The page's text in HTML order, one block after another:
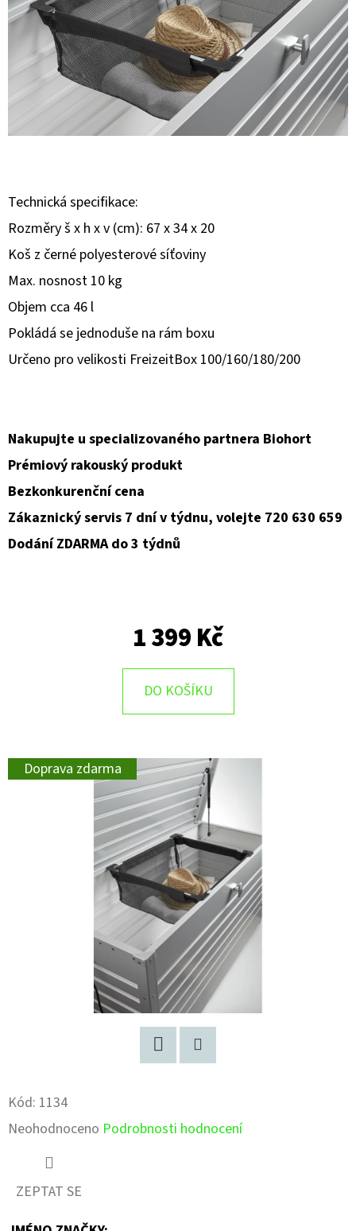
Technická specifikace:
Rozměry š x h x v (cm): 67 x 34 x 20
Koš z černé polyesterové síťoviny
Max. nosnost 10 kg
Objem cca 46 l
Pokládá se jednoduše na rám boxu
Určeno pro velikosti FreizeitBox 100/160/180/200
Nakupujte u specializovaného partnera Biohort
Prémiový rakouský produkt
Bezkonkurenční cena
Zákaznický servis 7 dní v týdnu, volejte 720 630 659
Dodání ZDARMA do 3 týdnů
1 399 Kč
DO KOŠÍKU
Doprava zdarma
Kód: 1134
Průměrné
hodnocení
Neohodnoceno Podrobnosti hodnocení
ZEPTAT SE
T
E
N
A
J
T
?
P
O
R
U
Č
U